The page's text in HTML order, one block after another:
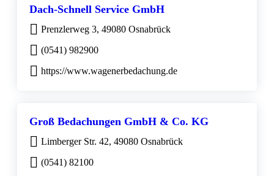
Dach-Schnell Service GmbH
Prenzlerweg 3, 49080 Osnabrück
(0541) 982900
https://www.wagenerbedachung.de
Groß Bedachungen GmbH & Co. KG
Limberger Str. 42, 49080 Osnabrück
(0541) 82100